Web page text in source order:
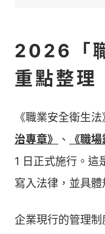
2026「
重點整理
《職業安全衛生
治專章》
、 《職
1 日正式施行。這
寫入法律，並具體
企業現行的管理